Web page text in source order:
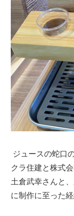
ジュースの蛇口
クラ住建と株式
土倉武幸さんと
に制作に至った